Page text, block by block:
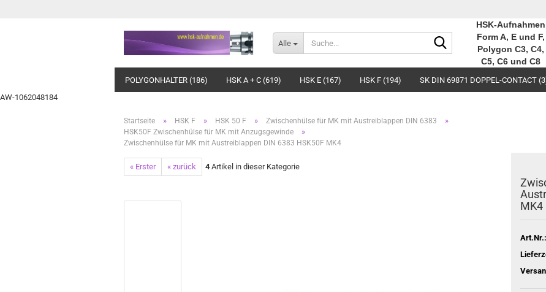
AW-1062048184
Alle
Suche...
HSK-Aufnahmen
Form A, E und F,
Polygon C3, C4,
C5, C6 und C8
POLYGONHALTER (186) HSK A + C (619) HSK E (167) HSK F (194) SK DIN 69871 DOPPEL-CONTACT
Startseite » HSK F » HSK 50 F » Zwischenhülse für MK mit Austreiblappen DIN 6383 »
HSK50F Zwischenhülse für MK mit Anzugsgewinde »
Zwischenhülse für MK mit Austreiblappen DIN 6383 HSK50F MK4
« Erster « zurück 4 Artikel in dieser Kategorie
MK4
Art.Nr.: